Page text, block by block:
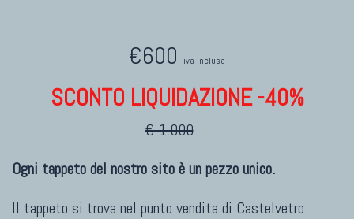
€600 iva inclusa
SCONTO LIQUIDAZIONE -40%
€ 1.000
Ogni tappeto del nostro sito è un pezzo unico.
Il tappeto si trova nel punto vendita di Castelvetro